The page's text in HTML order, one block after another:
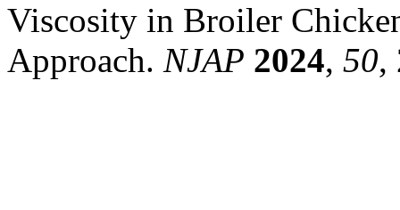
Viscosity in Broiler
Approach. NJAP 2024, 50,